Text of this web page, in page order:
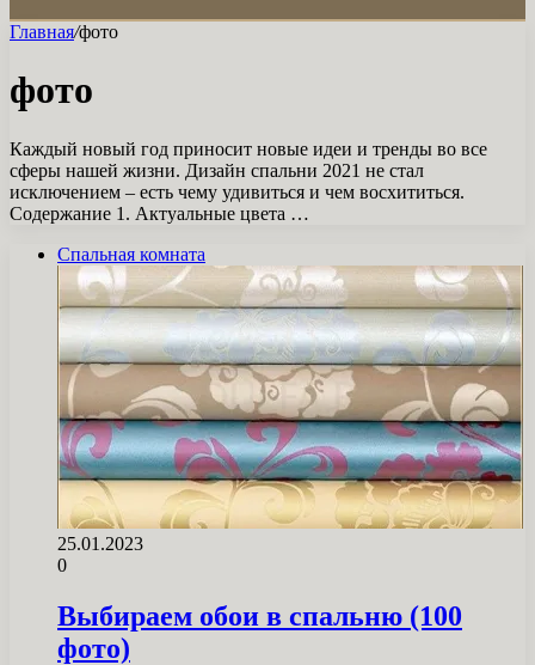
Главная/фото
фото
Каждый новый год приносит новые идеи и тренды во все
сферы нашей жизни. Дизайн спальни 2021 не стал
исключением – есть чему удивиться и чем восхититься.
Содержание 1. Актуальные цвета …
Спальная комната
25.01.2023
0
Выбираем обои в спальню (100
фото)